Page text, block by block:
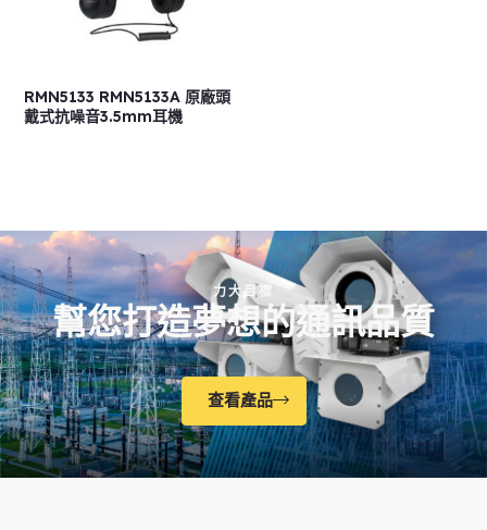
RMN5133 RMN5133A 原廠頭
戴式抗噪音3.5mm耳機
力大目標
幫您打造夢想的通訊品質
查看產品